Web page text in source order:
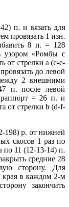
п. и вязать для
провязать 1 изн.
8 п. = 128
узором «Ромбы с
от стрелки a (c-e-
до левой
2 внешними
п. после левой
= 26 п. и
от стрелки b (d-f-
198) р. от нижней
скосов 1 раз по
по 11 (12-13-14) п.
средние 28
сторону. Для
края в каждом 2-м
закончить